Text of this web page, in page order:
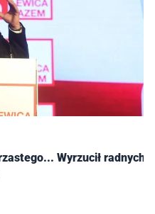
Wyrzucił radnych z